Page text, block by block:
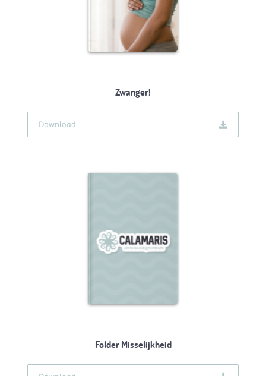
Zwanger!
Download
Folder Misselijkheid